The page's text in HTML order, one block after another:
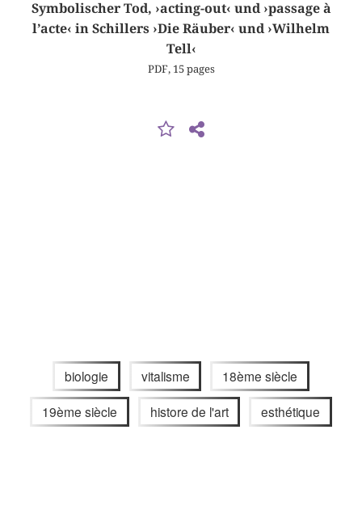
Symbolischer Tod, ›acting-out‹ und ›passage à
l’acte‹ in Schillers ›Die Räuber‹ und ›Wilhelm
Tell‹
PDF, 15 pages
biologie vitalisme 18ème siècle
19ème siècle histore de l'art esthétique